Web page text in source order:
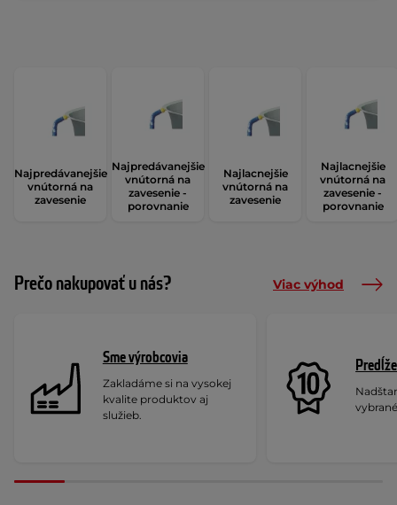
Najpredávanejšie
vnútorná na
zavesenie
Najpredávanejšie
vnútorná na
zavesenie -
porovnanie
Najlacnejšie
vnútorná na
zavesenie
Najlacnejšie
vnútorná na
zavesenie -
porovnanie
Prečo nakupovať u nás? Viac výhod
Sme výrobcovia
Zakladáme si na vysokej
kvalite produktov aj
služieb.